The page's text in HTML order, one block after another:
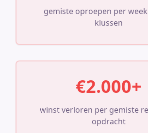
gemiste oproepen per
klussen
€2.000+
winst verloren per gemiste
opdracht